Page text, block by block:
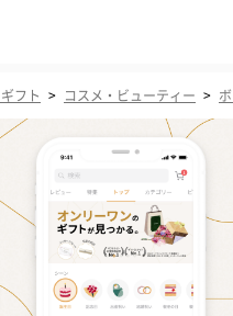
フト > コスメ・ビューティー >